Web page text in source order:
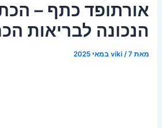
אורתופד כתף –
הנכונה לבריאות
מאת viki /7 במאי 2025